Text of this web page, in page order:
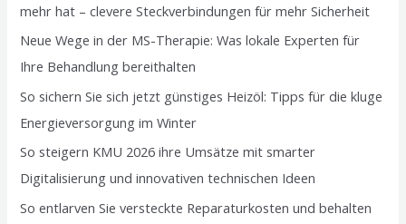
mehr hat – clevere Steckverbindungen für mehr Sicherheit
Neue Wege in der MS-Therapie: Was lokale Experten für
Ihre Behandlung bereithalten
So sichern Sie sich jetzt günstiges Heizöl: Tipps für die kluge
Energieversorgung im Winter
So steigern KMU 2026 ihre Umsätze mit smarter
Digitalisierung und innovativen technischen Ideen
So entlarven Sie versteckte Reparaturkosten und behalten